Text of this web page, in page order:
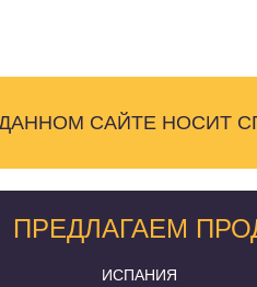
САЙТЕ НОСИТ
ПРЕДЛАГАЕМ
ИСПАНИЯ